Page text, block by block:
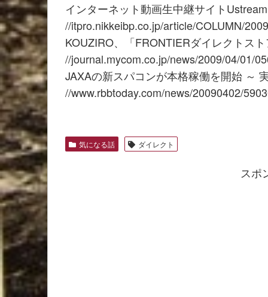
インターネット動画生中継サイト
//itpro.nikkeibp.co.jp/article/COLUMN/
KOUZIRO、「FRONTIERダイレクトス
//journal.mycom.co.jp/news/2009/04/01/
JAXAの新スパコンが本格稼働を開始 ～
//www.rbbtoday.com/news/20090402/
気になる話 ダイレクト
スポ